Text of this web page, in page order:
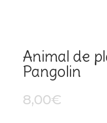
Animal de
Pangolin
8,00€